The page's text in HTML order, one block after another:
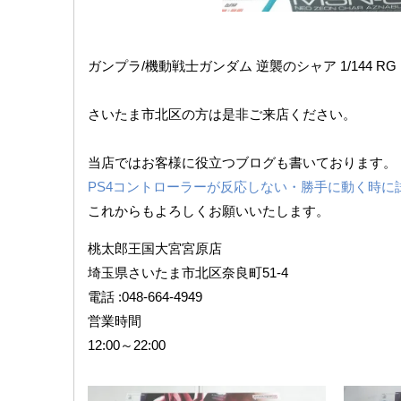
ガンプラ/機動戦士ガンダム ​逆襲のシャア 1/144
さいたま市北区の方は是非ご来店ください。
当店ではお客様に役立つブログも書いております。
PS4コントローラーが反応しない・勝手に動く時に
これからもよろしくお願いいたします。
桃太郎王国大宮宮原店
埼玉県さいたま市北区奈良町51-4
電話 :048-664-4949
営業時間
12:00～22:00